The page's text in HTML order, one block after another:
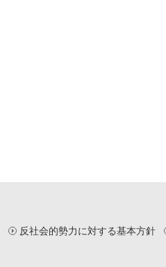
反社会的勢力に対する基本方針